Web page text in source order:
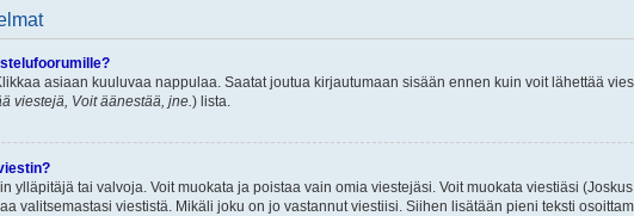
asiaan kuuluvaa nappulaa. Saatat joutua kirjautumaan sisään ennen kuin voit lähettää
viestejä, Voit äänestää, jne.) lista.
ylläpitäjä tai valvoja. Voit muokata ja poistaa vain omia viestejäsi. Voit muokata viestiäsi
valitsemastasi viestistä. Mikäli joku on jo vastannut viestiisi. Siihen lisätään pieni teksti